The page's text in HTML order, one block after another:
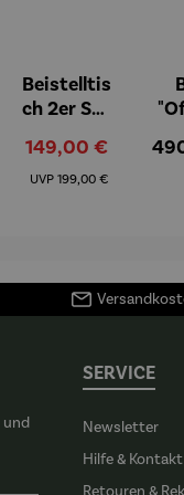
Beistelltis
ch 2er Set
Verkaufspreis:
149,00 €
UVP Regulärer Preis:
199,00 €
und
SERVICE
Newsletter
Hilfe & Kontakt